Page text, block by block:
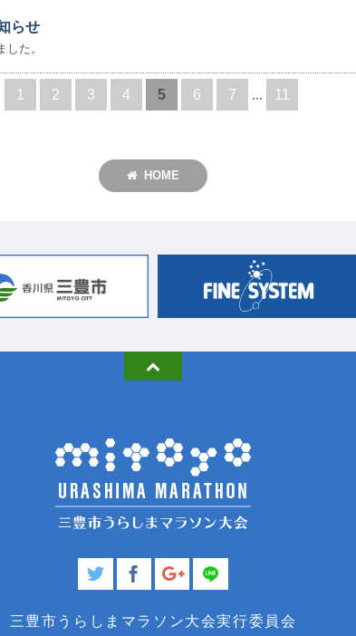
らせ
た。
1 2 3 4 5 6 7 ... 11
HOME
三豊市うらしまマラソン大会実行委員会